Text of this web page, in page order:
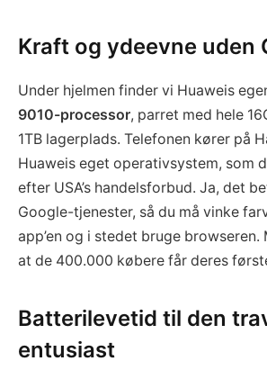
Kraft og ydeevne uden
Under hjelmen finder vi Huaweis
9010-processor, parret med hele
1TB lagerplads. Telefonen kører på
Huaweis eget operativsystem, som
efter USA’s handelsforbud. Ja, det
Google-tjenester, så du må vinke
app’en og i stedet bruge browseren.
at de 400.000 købere får deres
Batterilevetid til den
entusiast